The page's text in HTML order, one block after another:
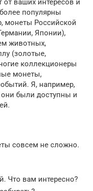
ваших интересов и
популярны
монеты Российской
Японии),
животных,
(золотые,
коллекционеры
монеты,
Я, например,
они были доступны и
совсем не сложно.
Что вам интересно?